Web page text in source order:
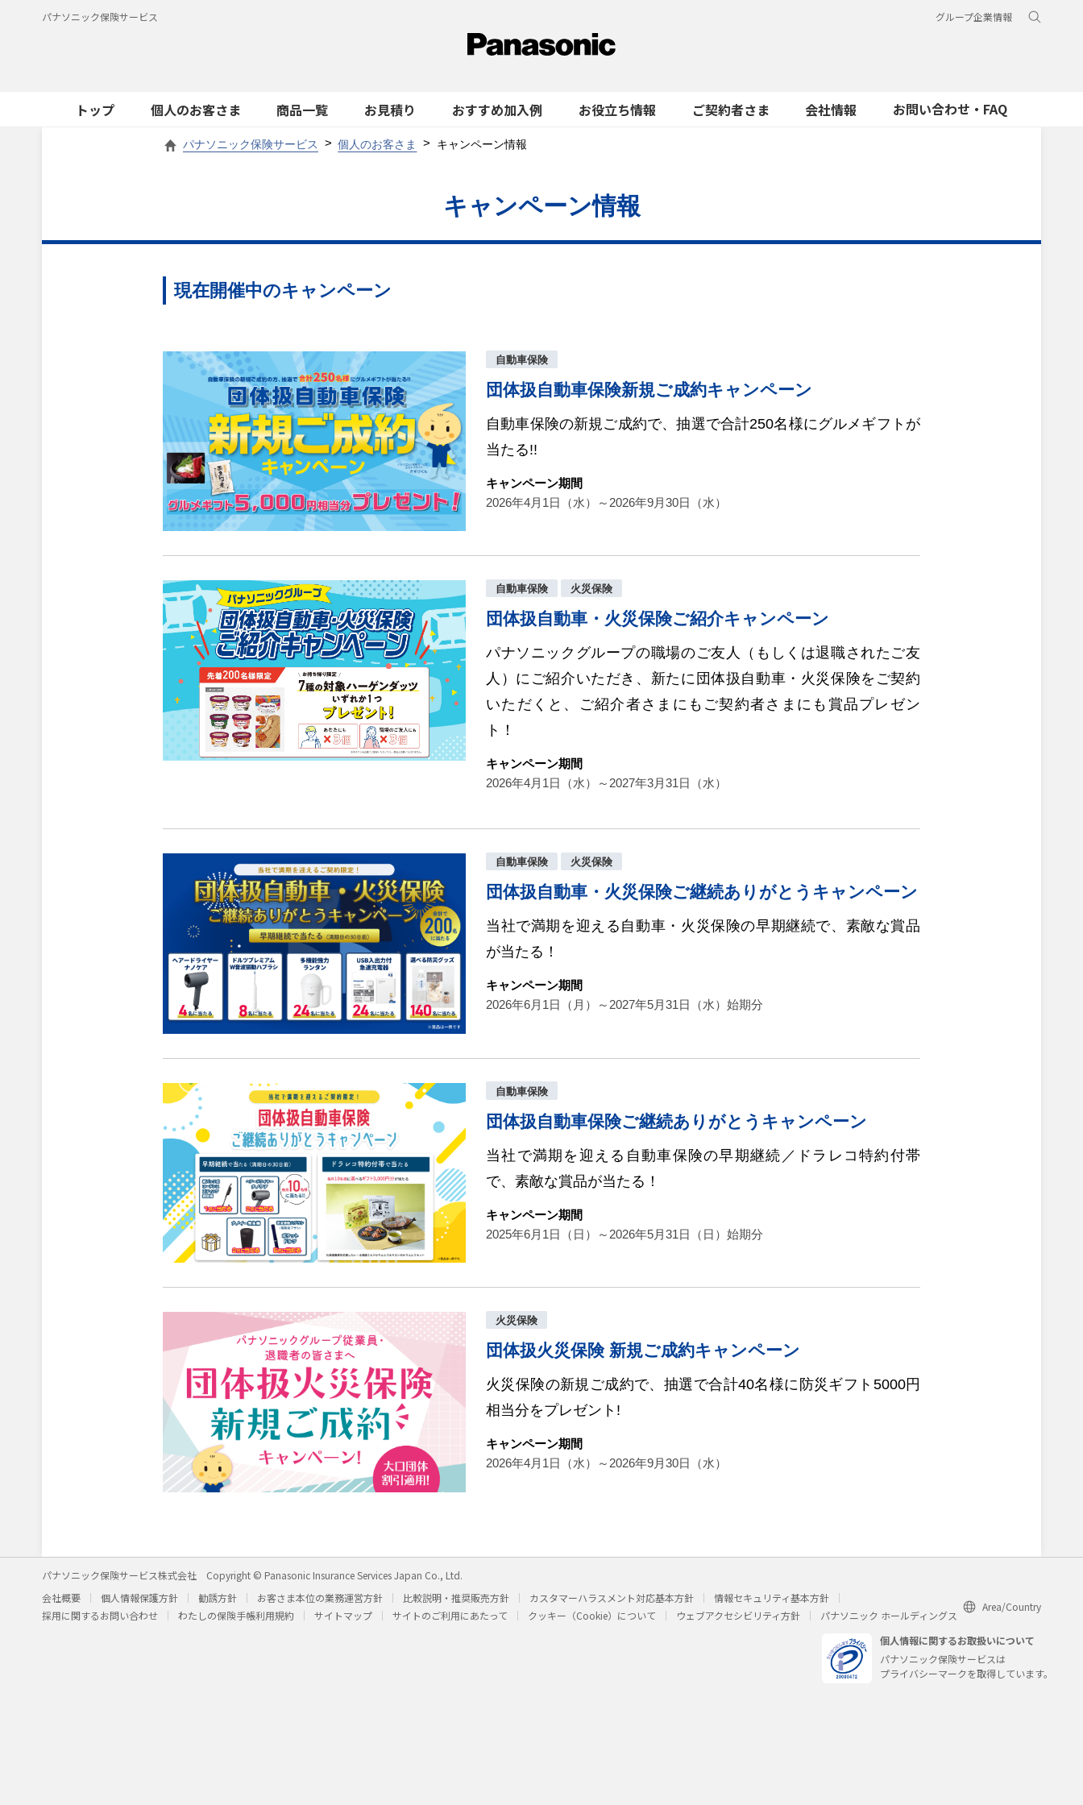
パナソニック保険サービス グループ企業情報
トップ 個人のお客さま 商品一覧 お見積り おすすめ加入例 お役立ち情報 ご契約者さま 会社情報 お問い合わせ・FAQ
パナソニック保険サービス 個人のお客さま キャンペーン情報
キャンペーン情報
現在開催中のキャンペーン
自動車保険
団体扱自動車保険新規ご成約キャンペーン
自動車保険の新規ご成約で、抽選で合計250名様にグルメギフトが
当たる!!
キャンペーン期間
2026年4月1日（水）～2026年9月30日（水）
自動車保険 火災保険
団体扱自動車・火災保険ご紹介キャンペーン
パナソニックグループの職場のご友人（もしくは退職されたご友
人）にご紹介いただき、新たに団体扱自動車・火災保険をご契約
いただくと、ご紹介者さまにもご契約者さまにも賞品プレゼン
ト！
キャンペーン期間
2026年4月1日（水）～2027年3月31日（水）
自動車保険 火災保険
団体扱自動車・火災保険ご継続ありがとうキャンペーン
当社で満期を迎える自動車・火災保険の早期継続で、素敵な賞品
が当たる！
キャンペーン期間
2026年6月1日（月）～2027年5月31日（水）始期分
自動車保険
団体扱自動車保険ご継続ありがとうキャンペーン
当社で満期を迎える自動車保険の早期継続／ドラレコ特約付帯
で、素敵な賞品が当たる！
キャンペーン期間
2025年6月1日（日）～2026年5月31日（日）始期分
火災保険
団体扱火災保険 新規ご成約キャンペーン
火災保険の新規ご成約で、抽選で合計40名様に防災ギフト5000円
相当分をプレゼント!
キャンペーン期間
2026年4月1日（水）～2026年9月30日（水）
パナソニック保険サービス株式会社
Copyright © Panasonic Insurance Services Japan Co., Ltd.
会社概要
個人情報保護方針 勧誘方針 お客さま本位の業務運営方針 比較説明・推奨販売方針 カスタマーハラスメント対応基本方針
情報セキュリティ基本方針
採用に関するお問い合わせ
わたしの保険手帳利用規約 サイトマップ サイトのご利用にあたって クッキー（Cookie）について ウェブアクセシビリティ方針 パナソニック ホールディングス
Area/Country
個人情報に関するお取扱いについて
パナソニック保険サービスは
プライバシーマークを取得しています。